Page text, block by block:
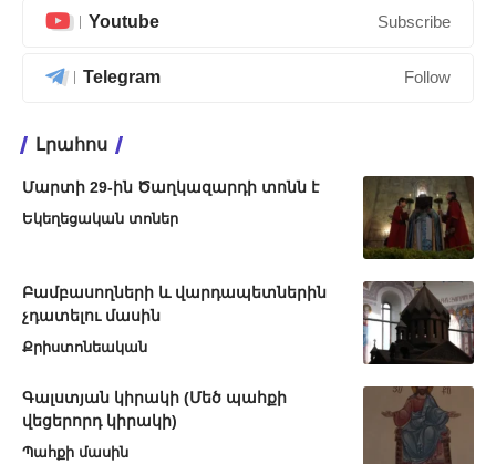
Youtube Subscribe
Telegram Follow
Լրահոս
Մարտի 29-ին Ծաղկազարդի տոնն է
Եկեղեցական տոներ
Բամբասողների և վարդապետներին
չդատելու մասին
Քրիստոնեական
Գալստյան կիրակի (Մեծ պահքի
վեցերորդ կիրակի)
Պահքի մասին